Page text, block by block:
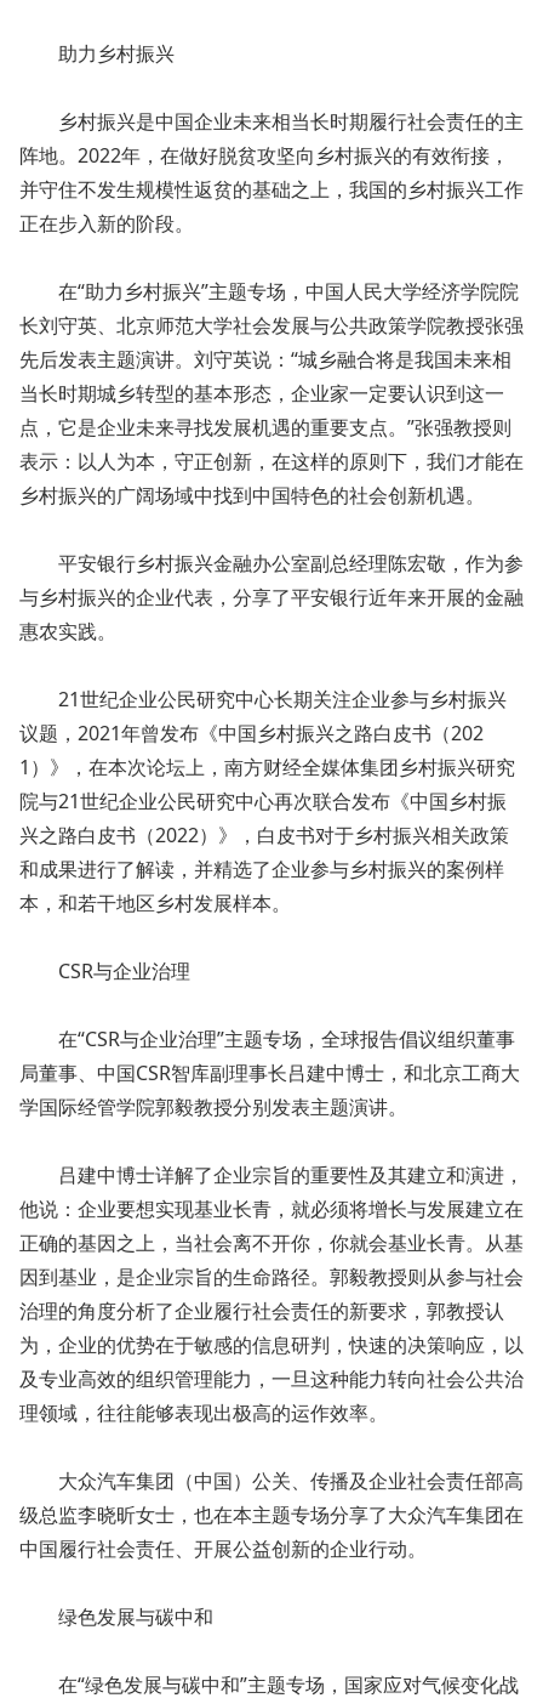
助力乡村振兴
乡村振兴是中国企业未来相当长时期履行社会责任的主
阵地。2022年，在做好脱贫攻坚向乡村振兴的有效衔接，
并守住不发生规模性返贫的基础之上，我国的乡村振兴工作
正在步入新的阶段。
在“助力乡村振兴”主题专场，中国人民大学经济学院院
长刘守英、北京师范大学社会发展与公共政策学院教授张强
先后发表主题演讲。刘守英说：“城乡融合将是我国未来相
当长时期城乡转型的基本形态，企业家一定要认识到这一
点，它是企业未来寻找发展机遇的重要支点。”张强教授则
表示：以人为本，守正创新，在这样的原则下，我们才能在
乡村振兴的广阔场域中找到中国特色的社会创新机遇。
平安银行乡村振兴金融办公室副总经理陈宏敬，作为参
与乡村振兴的企业代表，分享了平安银行近年来开展的金融
惠农实践。
21世纪企业公民研究中心长期关注企业参与乡村振兴
议题，2021年曾发布《中国乡村振兴之路白皮书（202
1）》，在本次论坛上，南方财经全媒体集团乡村振兴研究
院与21世纪企业公民研究中心再次联合发布《中国乡村振
兴之路白皮书（2022）》，白皮书对于乡村振兴相关政策
和成果进行了解读，并精选了企业参与乡村振兴的案例样
本，和若干地区乡村发展样本。
CSR与企业治理
在“CSR与企业治理”主题专场，全球报告倡议组织董事
局董事、中国CSR智库副理事长吕建中博士，和北京工商大
学国际经管学院郭毅教授分别发表主题演讲。
吕建中博士详解了企业宗旨的重要性及其建立和演进，
他说：企业要想实现基业长青，就必须将增长与发展建立在
正确的基因之上，当社会离不开你，你就会基业长青。从基
因到基业，是企业宗旨的生命路径。郭毅教授则从参与社会
治理的角度分析了企业履行社会责任的新要求，郭教授认
为，企业的优势在于敏感的信息研判，快速的决策响应，以
及专业高效的组织管理能力，一旦这种能力转向社会公共治
理领域，往往能够表现出极高的运作效率。
大众汽车集团（中国）公关、传播及企业社会责任部高
级总监李晓昕女士，也在本主题专场分享了大众汽车集团在
中国履行社会责任、开展公益创新的企业行动。
绿色发展与碳中和
在“绿色发展与碳中和”主题专场，国家应对气候变化战